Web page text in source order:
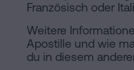
Französisch oder
Weitere
Apostille und wie
du in diesem